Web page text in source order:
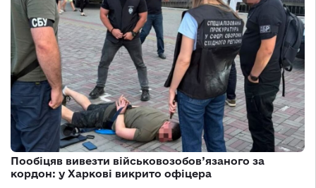
Пообіцяв вивезти військовозобов’язаного за
кордон: у Харкові викрито офіцера